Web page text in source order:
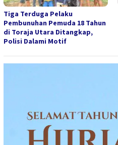
Tiga Terduga Pelaku
Pembunuhan Pemuda 18 Tahun
di Toraja Utara Ditangkap,
Polisi Dalami Motif